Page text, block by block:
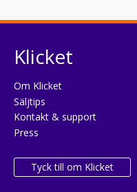
Klicket
Om Klicket
Säljtips
Kontakt & support
Press
Tyck till om Klicket